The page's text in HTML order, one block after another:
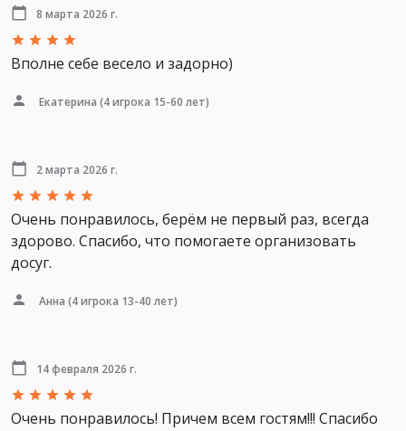
8 марта 2026 г.
Вполне себе весело и задорно)
Екатерина (4 игрока 15-60 лет)
2 марта 2026 г.
Очень понравилось, берём не первый раз, всегда
здорово. Спасибо, что помогаете организовать
досуг.
Анна (4 игрока 13-40 лет)
14 февраля 2026 г.
Очень понравилось! Причем всем гостям!!! Спасибо